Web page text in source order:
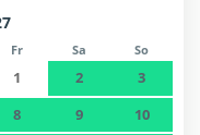
Fr Sa So
1 2
3
8 9
10